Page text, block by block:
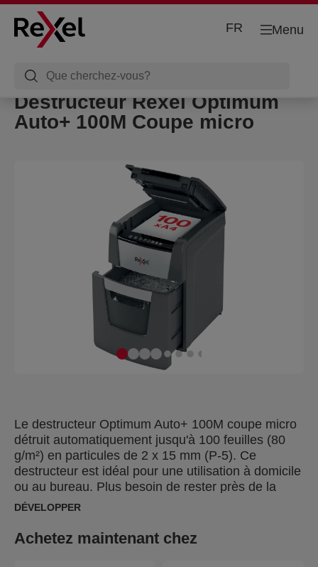
Menu
FR
Destructeur Rexel Optimum
Auto+ 100M Coupe micro
Le destructeur Optimum Auto+ 100M coupe micro
détruit automatiquement jusqu'à 100 feuilles (80
g/m²) en particules de 2 x 15 mm (P-5). Ce
destructeur est idéal pour une utilisation à domicile
ou au bureau. Plus besoin de rester près de la
machine pour l'alimenter en papier, ni de retirer au
fonction d'alimentation automatique et la corbeille
DÉVELOPPER
Achetez maintenant chez